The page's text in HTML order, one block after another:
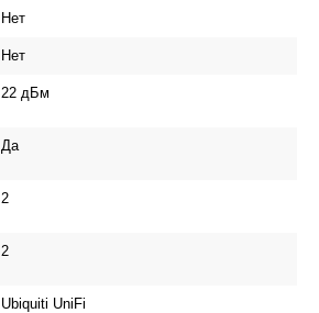
Нет
Нет
22 дБм
Да
2
2
Ubiquiti UniFi